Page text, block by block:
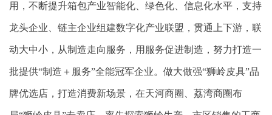
用，不断提升箱包产业智能化、绿色化、信息化水平，支持
龙头企业、链主企业组建数字化产业联盟，贯通上下游，联
动大中小，从制造走向服务，用服务促进制造，努力打造一
批提供“制造＋服务”全能冠军企业。做大做强“狮岭皮具”品
牌优选店，打造消费新场景，在天河商圈、荔湾商圈布